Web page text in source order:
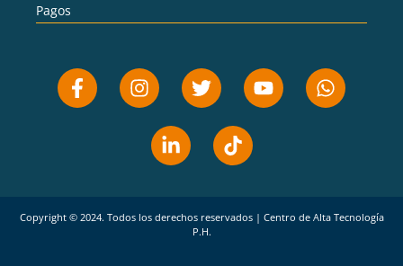
Pagos
Copyright © 2024. Todos los derechos reservados | Centro de Alta Tecnología
P.H.